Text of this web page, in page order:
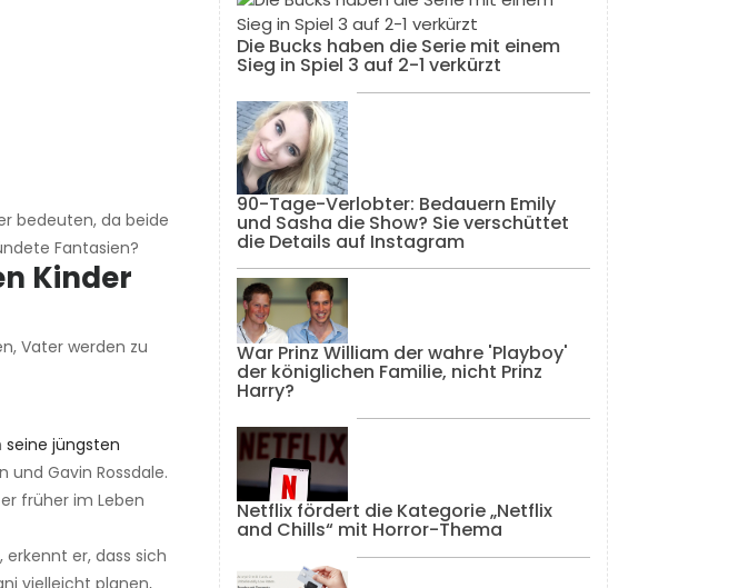
bedeuten, da beide
Fantasien?
Kinder
Vater werden zu
seine jüngsten
und Gavin Rossdale.
früher im Leben
er, dass sich
Die Bucks haben die Serie mit einem
Sieg in Spiel 3 auf 2-1 verkürzt
90-Tage-Verlobter: Bedauern Emily
und Sasha die Show? Sie verschüttet
die Details auf Instagram
War Prinz William der wahre 'Playboy'
der königlichen Familie, nicht Prinz
Harry?
Netflix fördert die Kategorie „Netflix
and Chills“ mit Horror-Thema